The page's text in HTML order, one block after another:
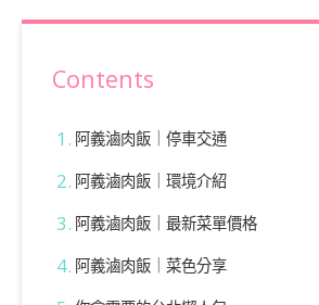
Contents
阿義滷肉飯｜停車交通
阿義滷肉飯｜環境介紹
阿義滷肉飯｜最新菜單價格
阿義滷肉飯｜菜色分享